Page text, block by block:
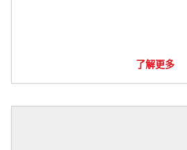
了解更多